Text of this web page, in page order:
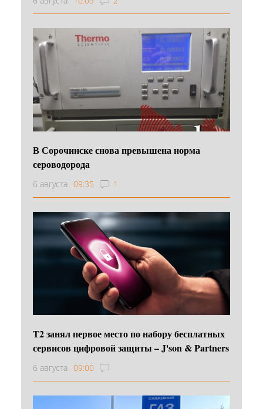
В Сорочинске снова превышена норма
сероводорода
6 августа 09:35 1
Т2 занял первое место по набору бесплатных
сервисов цифровой защиты – J'son & Partners
6 августа 09:00